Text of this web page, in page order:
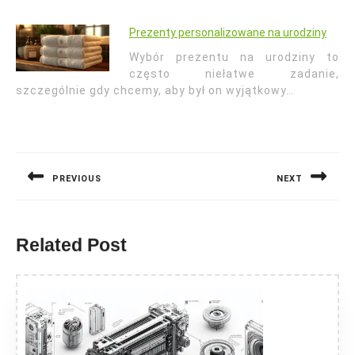
Prezenty personalizowane na urodziny
Wybór prezentu na urodziny to
często niełatwe zadanie,
szczególnie gdy chcemy, aby był on wyjątkowy…
PREVIOUS NEXT
Related Post